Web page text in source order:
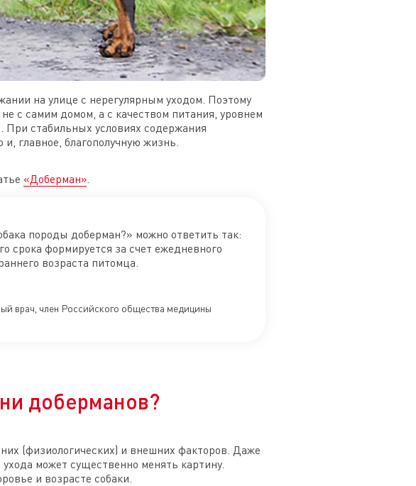
на улице с нерегулярным уходом. Поэтому
с самим домом, а с качеством питания, уровнем
При стабильных условиях содержания
главное, благополучную жизнь.
«Доберман».
породы доберман?» можно ответить так:
срока формируется за счет ежедневного
возраста питомца.
врач, член Российского общества медицины
доберманов?
(физиологических) и внешних факторов. Даже
может существенно менять картину.
и возрасте собаки.